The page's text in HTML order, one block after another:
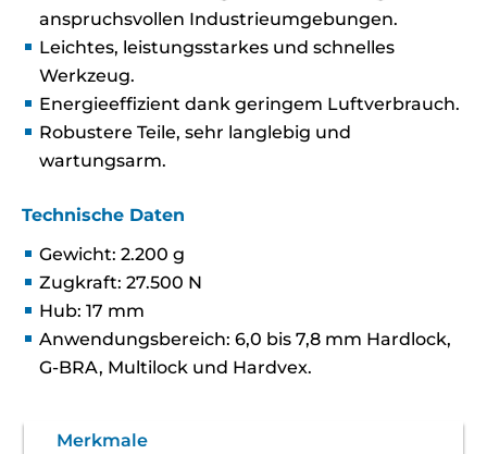
anspruchsvollen Industrieumgebungen.
Leichtes, leistungsstarkes und schnelles
Werkzeug.
Energieeffizient dank geringem Luftverbrauch.
Robustere Teile, sehr langlebig und
wartungsarm.
Technische Daten
Gewicht: 2.200 g
Zugkraft: 27.500 N
Hub: 17 mm
Anwendungsbereich: 6,0 bis 7,8 mm Hardlock,
G-BRA, Multilock und Hardvex.
Merkmale